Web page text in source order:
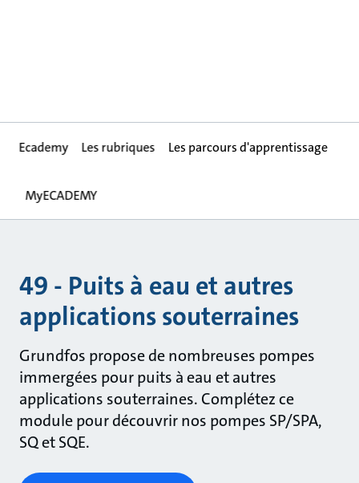
Ecademy Les rubriques Les parcours d'apprentissage
MyECADEMY
49 - Puits à eau et autres
applications souterraines
Grundfos propose de nombreuses pompes
immergées pour puits à eau et autres
applications souterraines. Complétez ce
module pour découvrir nos pompes SP/SPA,
SQ et SQE.